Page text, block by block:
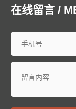
在线留言 /